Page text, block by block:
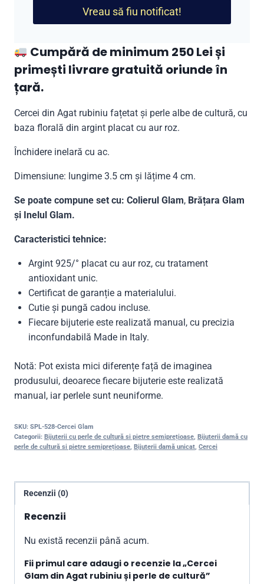
Vreau să fiu notificat!
Cumpără de minimum 250 Lei și
primești livrare gratuită oriunde în
țară.
Cercei din Agat rubiniu fațetat și perle albe de cultură, cu
baza florală din argint placat cu aur roz.
Închidere inelară cu ac.
Dimensiune: lungime 3.5 cm și lățime 4 cm.
Se poate compune set cu: Colierul Glam, Brățara Glam
și Inelul Glam.
Caracteristici tehnice:
Argint 925/° placat cu aur roz, cu tratament
antioxidant unic.
Certificat de garanție a materialului.
Cutie și pungă cadou incluse.
Fiecare bijuterie este realizată manual, cu precizia
inconfundabilă Made in Italy.
Notă: Pot exista mici diferențe față de imaginea
produsului, deoarece fiecare bijuterie este realizată
manual, iar perlele sunt neuniforme.
SKU: SPL-528-Cercei Glam
Categorii: Bijuterii cu perle de cultură si pietre semiprețioase, Bijuterii damă cu
perle de cultură si pietre semiprețioase, Bijuterii damă unicat, Cercei
Recenzii (0)
Recenzii
Nu există recenzii până acum.
Fii primul care adaugi o recenzie la „Cercei
Glam din Agat rubiniu și perle de cultură”